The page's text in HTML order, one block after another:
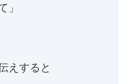
」
えすると